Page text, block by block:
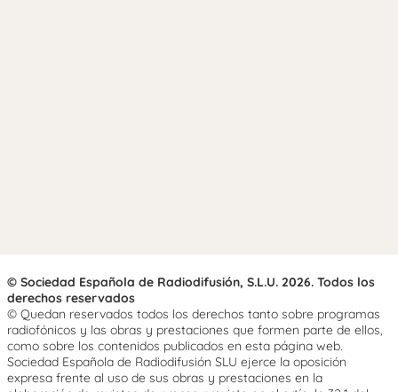
© Sociedad Española de Radiodifusión, S.L.U. 2026. Todos los
derechos reservados
© Quedan reservados todos los derechos tanto sobre programas
radiofónicos y las obras y prestaciones que formen parte de ellos,
como sobre los contenidos publicados en esta página web.
Sociedad Española de Radiodifusión SLU ejerce la oposición
expresa frente al uso de sus obras y prestaciones en la